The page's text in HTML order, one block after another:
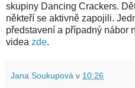
skupiny Dancing Crackers.
někteří se aktivně zapojili.
představení a případný nábor
videa zde.
Jana Soukupová v 10:26